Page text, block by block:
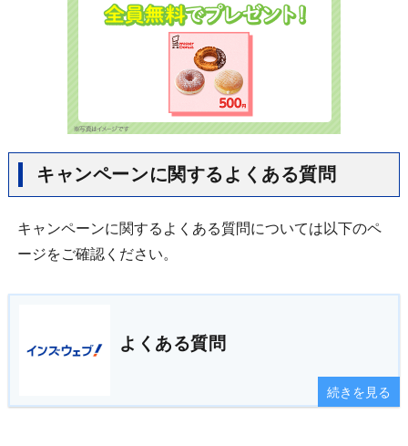
キャンペーンに関するよくある質問
キャンペーンに関するよくある質問については以下のペ
ージをご確認ください。
よくある質問
続きを見る